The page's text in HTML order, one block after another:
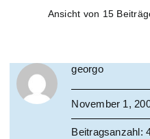
Ansicht von 15
georgo
November 1,
Beitragsanzahl: